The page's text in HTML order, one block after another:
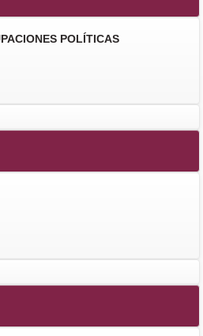
POLÍTICAS